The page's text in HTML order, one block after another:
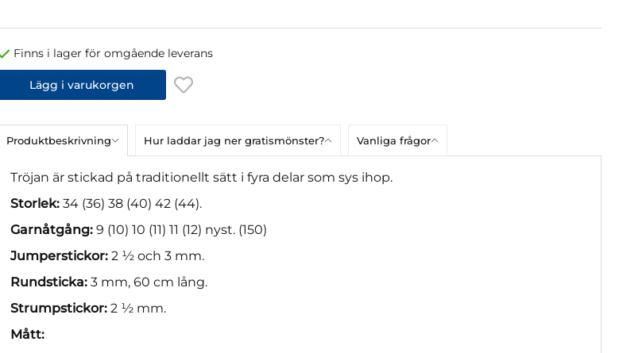
Finns i lager för omgående leverans
Lägg i varukorgen
Produktbeskrivning Hur laddar jag ner gratismönster? Vanliga frågor
Tröjan är stickad på traditionellt sätt i fyra delar som sys ihop.
Storlek: 34 (36) 38 (40) 42 (44).
Garnåtgång: 9 (10) 10 (11) 11 (12) nyst. (150)
Jumperstickor: 2 ½ och 3 mm.
Rundsticka: 3 mm, 60 cm lång.
Strumpstickor: 2 ½ mm.
Mått: